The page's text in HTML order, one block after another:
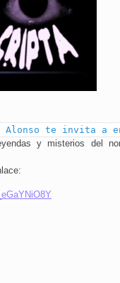
Alonso te invita a
y misterios del